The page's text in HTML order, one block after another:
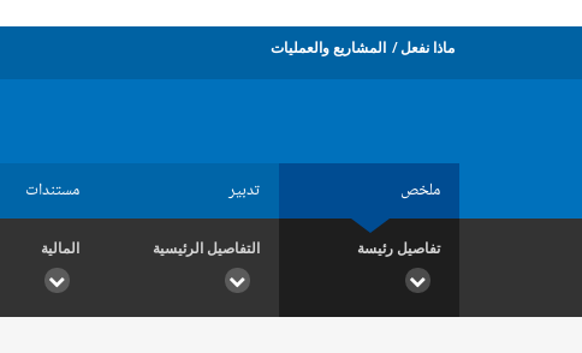
ماذا نفعل المشاريع والعمليات
ملخص تدبير مستندات
تفاصيل رئيسة التفاصيل الرئيسية المالية